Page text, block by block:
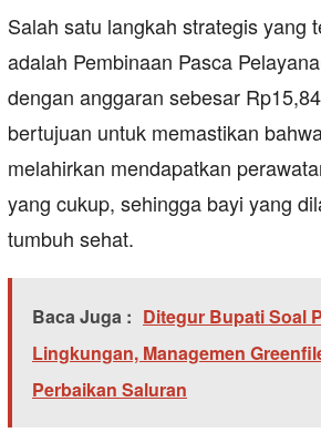
Salah satu langkah strategis yang
adalah Pembinaan Pasca
dengan anggaran sebesar
bertujuan untuk memastikan
melahirkan mendapatkan
yang cukup, sehingga bayi yang
tumbuh sehat.
Baca Juga : Ditegur Bupati Soal
Lingkungan, Managemen
Perbaikan Saluran